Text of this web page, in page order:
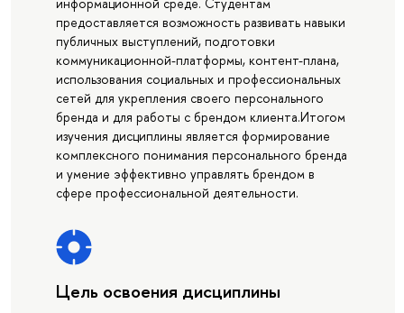
предоставляется возможность развивать навыки
публичных выступлений, подготовки
коммуникационной-платформы, контент-плана,
использования социальных и профессиональных
сетей для укрепления своего персонального
бренда и для работы с брендом клиента.Итогом
изучения дисциплины является формирование
комплексного понимания персонального бренда
и умение эффективно управлять брендом в
сфере профессиональной деятельности.
Цель освоения дисциплины